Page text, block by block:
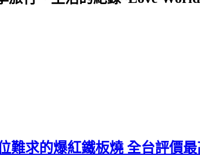
難求的爆紅鐵板燒 全台評價